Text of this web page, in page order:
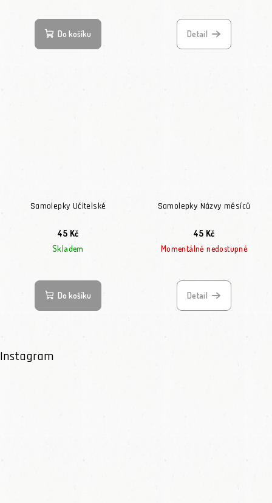
Do košíku Detail
Samolepky Učitelské
45 Kč
Skladem
Do košíku
Samolepky Názvy měsíců
45 Kč
Momentálně nedostupné
Detail
Instagram